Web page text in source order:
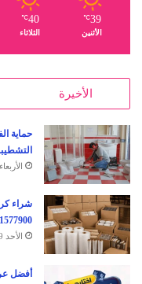
39
℃
الأثنين
40
℃
الثلاثاء
الأخيرة
حماية
الأربعاء 5 أغسطس 2026
شراء
الأحد 19 يوليو 2026
أفضل